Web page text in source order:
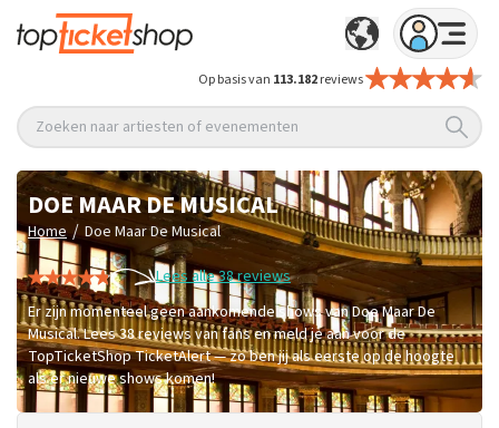
Op basis van 113.182reviews
Zoeken naar artiesten of evenementen
DOE MAAR DE MUSICAL
Home / Doe Maar De Musical
Lees alle 38 reviews
Er zijn momenteel geen aankomende shows van Doe Maar De
Musical. Lees 38 reviews van fans en meld je aan voor de
TopTicketShop TicketAlert — zo ben jij als eerste op de hoogte
als er nieuwe shows komen!